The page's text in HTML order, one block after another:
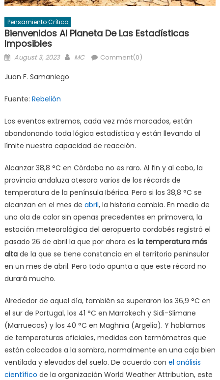
Pensamiento Crítico
Bienvenidos Al Planeta De Las Estadísticas
Imposibles
Posted
August 3, 2023 Author
MC Comment(0)
Juan F. Samaniego
Fuente: Rebelión
Los eventos extremos, cada vez más marcados, están
abandonando toda lógica estadística y están llevando al
límite nuestra capacidad de reacción.
Alcanzar 38,8 °C en Córdoba no es raro. Al fin y al cabo, la
provincia andaluza atesora varios de los récords de
temperatura de la península Ibérica. Pero si los 38,8 °C se
alcanzan en el mes de abril, la historia cambia. En medio de
una ola de calor sin apenas precedentes en primavera, la
estación meteorológica del aeropuerto cordobés registró el
pasado 26 de abril la que por ahora es la temperatura más
altade la que se tiene constancia en el territorio peninsular
en un mes de abril. Pero todo apunta a que este récord no
durará mucho.
Alrededor de aquel día, también se superaron los 36,9 °C en
el sur de Portugal, los 41 °C en Marrakech y Sidi-Slimane
(Marruecos) y los 40 °C en Maghnia (Argelia). Y hablamos
de temperaturas oficiales, medidas con termómetros que
están colocados a la sombra, normalmente en una caja bien
ventilada y elevados del suelo. De acuerdo con el análisis
científico de la organización World Weather Attribution, este